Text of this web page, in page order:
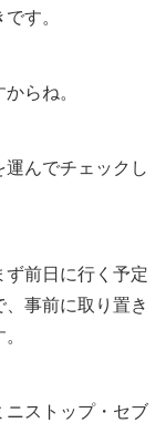
す。
らね。
んでチェックし
前日に行く予定
事前に取り置き
ニストップ・セブ